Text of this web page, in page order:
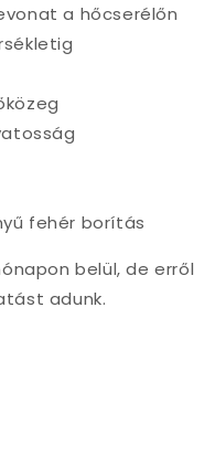
a hőcserélőn
fehér borítás
belül, de erről
adunk.